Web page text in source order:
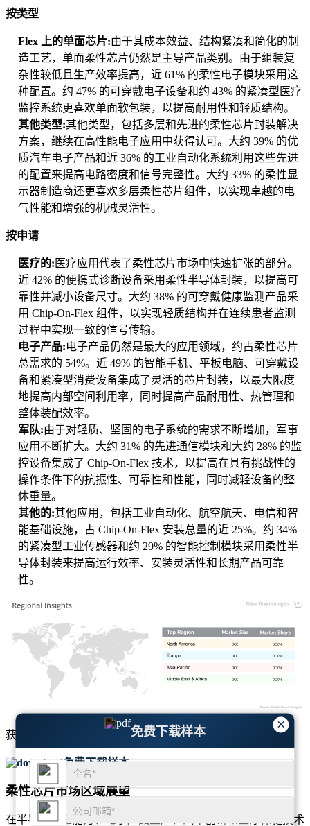
×
免费下载样本
按类型
Flex 上的单面芯片:由于其成本效益、结构紧凑和简化的制
造工艺，单面柔性芯片仍然是主导产品类别。由于组装复
杂性较低且生产效率提高，近 61% 的柔性电子模块采用这
种配置。约 47% 的可穿戴电子设备和约 43% 的紧凑型医疗
监控系统更喜欢单面软包装，以提高耐用性和轻质结构。
其他类型:其他类型，包括多层和先进的柔性芯片封装解决
方案，继续在高性能电子应用中获得认可。大约 39% 的优
质汽车电子产品和近 36% 的工业自动化系统利用这些先进
的配置来提高电路密度和信号完整性。大约 33% 的柔性显
示器制造商还更喜欢多层柔性芯片组件，以实现卓越的电
气性能和增强的机械灵活性。
按申请
医疗的: 医疗应用代表了柔性芯片市场中快速扩张的部分。
近 42% 的便携式诊断设备采用柔性半导体封装，以提高可
靠性并减小设备尺寸。大约 38% 的可穿戴健康监测产品采
用 Chip-On-Flex 组件，以实现轻质结构并在连续患者监测
过程中实现一致的信号传输。
电子产品:电子产品仍然是最大的应用领域，约占柔性芯片
总需求的 54%。近 49% 的智能手机、平板电脑、可穿戴设
备和紧凑型消费设备集成了灵活的芯片封装，以最大限度
地提高内部空间利用率，同时提高产品耐用性、热管理和
整体装配效率。
军队:由于对轻质、坚固的电子系统的需求不断增加，军事
应用不断扩大。大约 31% 的先进通信模块和大约 28% 的监
控设备集成了 Chip-On-Flex 技术，以提高在具有挑战性的
操作条件下的抗振性、可靠性和性能，同时减轻设备的整
体重量。
其他的:其他应用，包括工业自动化、航空航天、电信和智
能基础设施，占 Chip-On-Flex 安装总量的近 25%。约 34%
的紧凑型工业传感器和约 29% 的智能控制模块采用柔性半
导体封装来提高运行效率、安装灵活性和长期产品可靠
性。
XX%
XX
XX%
XX
XX%
XX
XX%
XX
获取有关 增长趋势的全面洞察
免费下载样本
柔性芯片市场区域展望
在半导体制造能力、电子产品生产、汽车创新和医疗保健技术